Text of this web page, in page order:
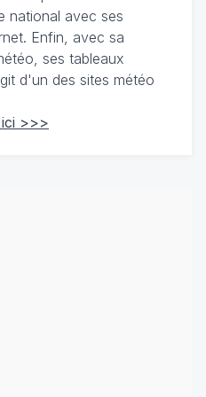
national avec ses
Enfin, avec sa
ses tableaux
d'un des sites météo
>>>